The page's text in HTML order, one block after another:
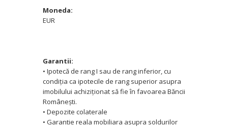
Moneda:
EUR
Garantii:
• Ipotecă de rang I sau de rang inferior, cu
condiţia ca ipotecile de rang superior asupra
imobilului achiziţionat să fie în favoarea Băncii
Româneşti.
• Depozite colaterale
• Garantie reala mobiliara asupra soldurilor